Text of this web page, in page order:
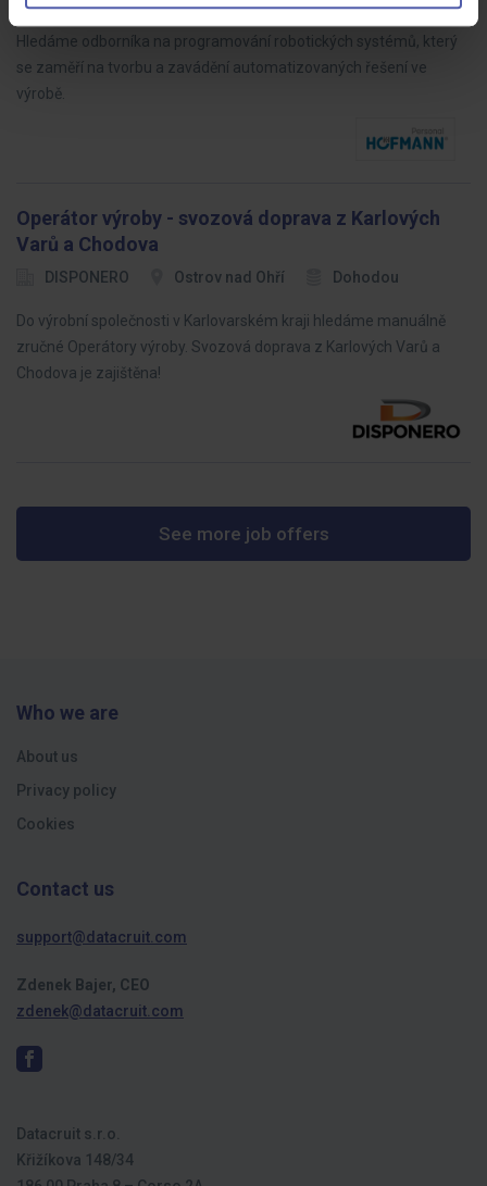
Hledáme odborníka na programování robotických systémů, který
se zaměří na tvorbu a zavádění automatizovaných řešení ve
výrobě.
Operátor výroby - svozová doprava z Karlových
Varů a Chodova
DISPONERO Ostrov nad Ohří Dohodou
Do výrobní společnosti v Karlovarském kraji hledáme manuálně
zručné Operátory výroby. Svozová doprava z Karlových Varů a
Chodova je zajištěna!
See more job offers
Who we are
About us
Privacy policy
Cookies
Contact us
support@datacruit.com
Zdenek Bajer, CEO
zdenek@datacruit.com
Datacruit s.r.o.
Křižíkova 148/34